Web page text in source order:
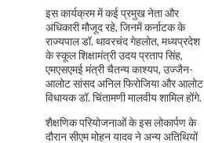
इस कार्यक्रम में कई प्रमुख नेता और
अधिकारी मौजूद रहे, जिनमें कर्नाटक के
राज्यपाल डॉ. थावरचंद गेहलोत, मध्यप्रदेश
के स्कूल शिक्षामंत्री उदय प्रताप सिंह,
एमएसएमई मंत्री चैतन्य काश्यप, उज्जैन-
आलोट सांसद अनिल फिरोजिया और आलोट
विधायक डॉ. चिंतामणी मालवीय शामिल होंगे.
शैक्षणिक परियोजनाओं के इस लोकार्पण के
दौरान सीएम मोहन यादव ने अन्य अतिथियों